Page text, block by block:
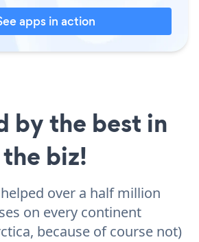
apps in action
by the best in
the biz!
helped over a half million
on every continent
because of course not)